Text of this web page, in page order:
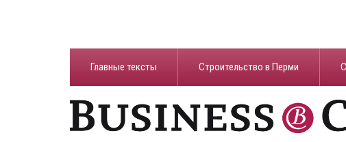
Главные тексты Строительство в Перми